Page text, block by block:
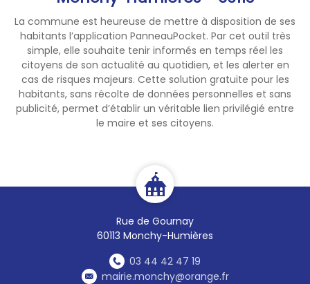
La commune est heureuse de mettre à disposition de ses
habitants l’application PanneauPocket. Par cet outil très
simple, elle souhaite tenir informés en temps réel les
citoyens de son actualité au quotidien, et les alerter en
cas de risques majeurs. Cette solution gratuite pour les
habitants, sans récolte de données personnelles et sans
publicité, permet d’établir un véritable lien privilégié entre
le maire et ses citoyens.
Rue de Gournay
60113 Monchy-Humières
03 44 42 47 19
mairie.monchy@orange.fr
▪ la Communauté de
Communes du Clermontois
(Breuil-le-Sec),
pour lesquelles il est
nécessaire de contacter ces
structures pour connaitre
leurs horaires.